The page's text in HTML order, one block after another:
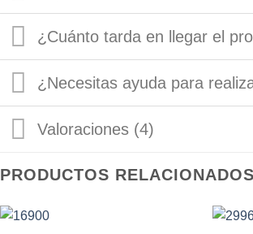
¿Cuánto tarda en llegar el
¿Necesitas ayuda para
Valoraciones (4)
PRODUCTOS RELACIONADOS